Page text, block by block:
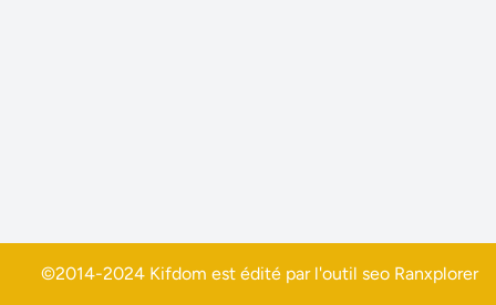
©2014-2024 Kifdom est édité par l'outil seo Ranxplorer